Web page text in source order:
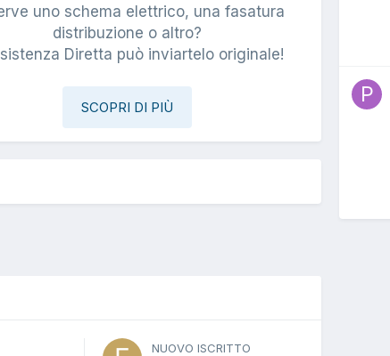
uno schema elettrico, una fasatura
distribuzione o altro?
Diretta può inviartelo originale!
SCOPRI DI PIÙ
NUOVO ISCRITTO